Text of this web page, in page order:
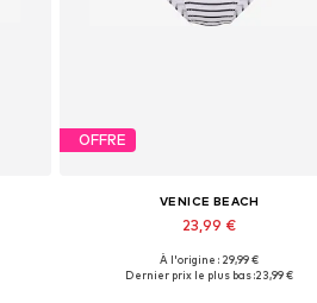
OFFRE
VENICE BEACH
23,99 €
Tailles disponibles: XS, M, L, XL, XXL
À l'origine : 29,99 €
Dernier prix le plus bas :23,99 €